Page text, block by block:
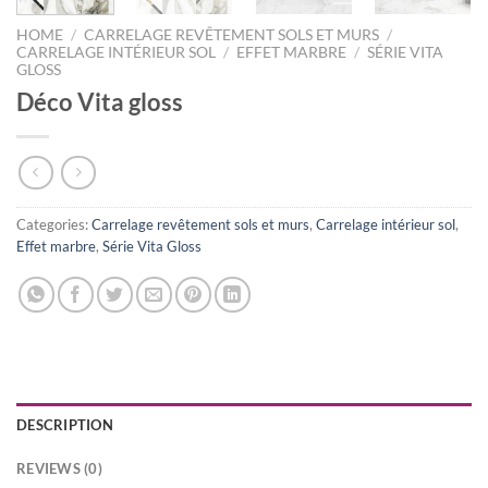
HOME / CARRELAGE REVÊTEMENT SOLS ET MURS /
CARRELAGE INTÉRIEUR SOL
/ EFFET MARBRE / SÉRIE VITA
GLOSS
Déco Vita gloss
Categories:Carrelage revêtement sols et murs, Carrelage intérieur sol,
Effet marbre, Série Vita Gloss
DESCRIPTION
REVIEWS (0)